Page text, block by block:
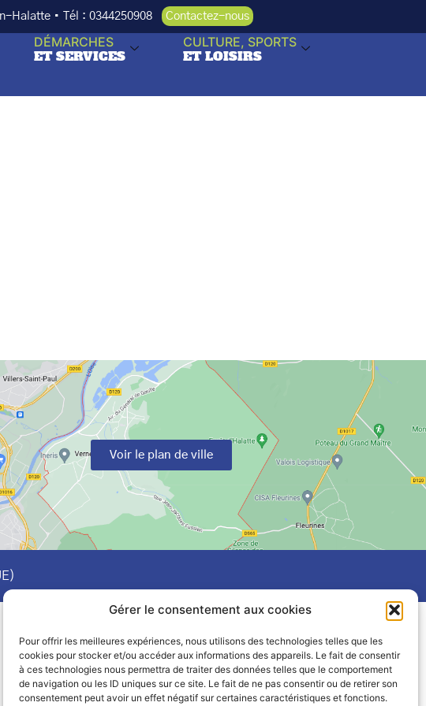
Gérer le consentement aux cookies
Pour offrir les meilleures expériences, nous utilisons des technologies telles que les
cookies pour stocker et/ou accéder aux informations des appareils. Le fait de consentir
à ces technologies nous permettra de traiter des données telles que le comportement
de navigation ou les ID uniques sur ce site. Le fait de ne pas consentir ou de retirer son
consentement peut avoir un effet négatif sur certaines caractéristiques et fonctions.
Halatte • Tél : 0344250908 Contactez-nous
DÉMARCHES
ET SERVICES
CULTURE, SPORTS
ET LOISIRS
Voir le plan de ville